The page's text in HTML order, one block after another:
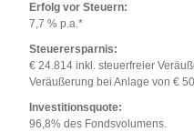
Erfolg vor Steuern:
7,7 % p.a.*
Steuerersparnis:
€ 24.814 inkl. steuerfreier
Veräußerung bei Anlage von €
Investitionsquote:
96,8% des Fondsvolumens.